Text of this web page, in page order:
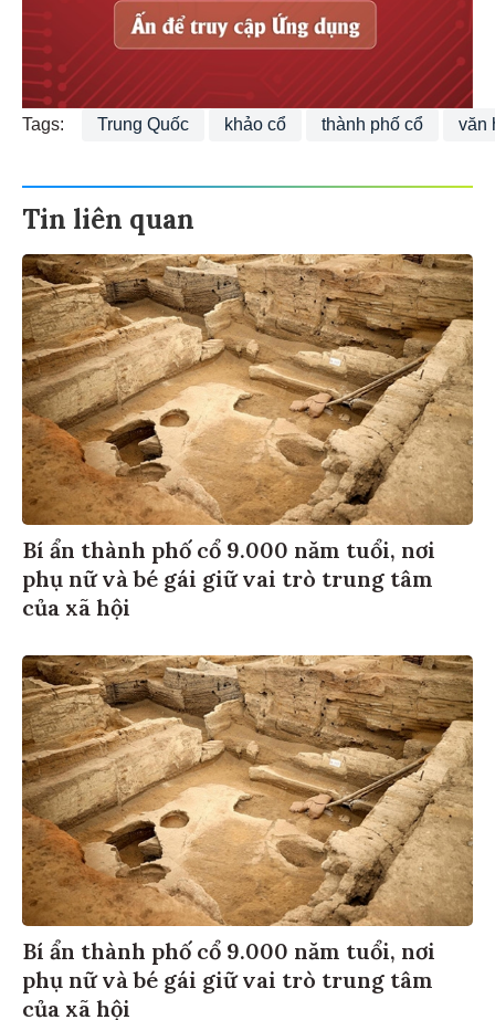
Tags: Trung Quốc khảo cổ thành phố cổ văn
Tin liên quan
Bí ẩn thành phố cổ 9.000 năm tuổi, nơi
phụ nữ và bé gái giữ vai trò trung tâm
của xã hội
Bí ẩn thành phố cổ 9.000 năm tuổi, nơi
phụ nữ và bé gái giữ vai trò trung tâm
của xã hội